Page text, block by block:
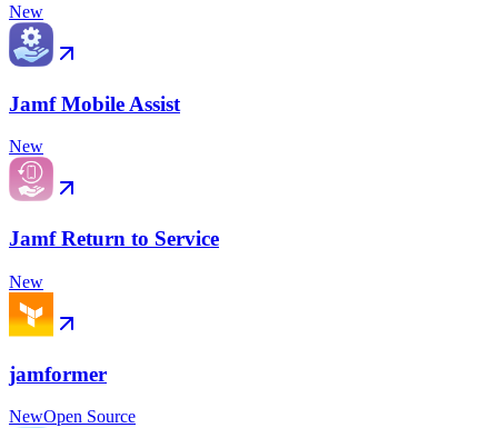
New
Jamf Mobile Assist
New
Jamf Return to Service
New
jamformer
NewOpen Source